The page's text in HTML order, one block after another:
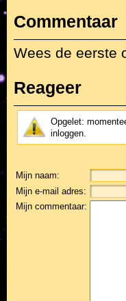
Commentaar
Wees de eerste
Reageer
Opgelet:
inloggen.
Mijn naam:
Mijn e-mail adres:
Mijn commentaar: